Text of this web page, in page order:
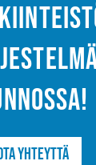
yhteyttä